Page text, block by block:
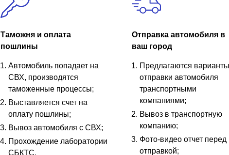
Таможня и оплата
пошлины
Автомобиль попадает на
СВХ, производятся
таможенные процессы;
Выставляется счет на
оплату пошлины;
Вывоз автомобиля с СВХ;
Прохождение лаборатории
СБКТС.
Отправка автомобиля в
ваш город
Предлагаются варианты
отправки автомобиля
транспортными
компаниями;
Вывоз в транспортную
компанию;
Фото-видео отчет перед
отправкой;